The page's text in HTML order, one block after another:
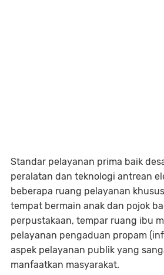
Standar pelayanan prima baik
peralatan dan teknologi antrean
beberapa ruang pelayanan
tempat bermain anak dan pojok
perpustakaan, tempar ruang ibu
pelayanan pengaduan propam
aspek pelayanan publik yang
manfaatkan masyarakat.